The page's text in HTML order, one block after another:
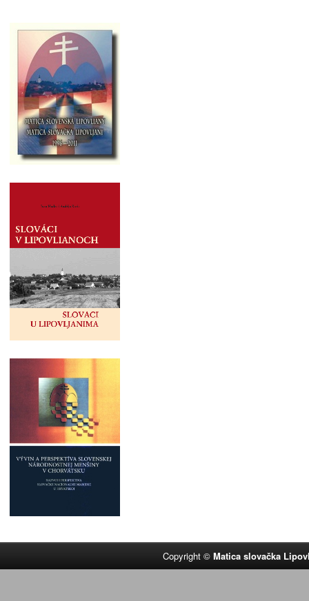
Copyright ©Matica slovačka